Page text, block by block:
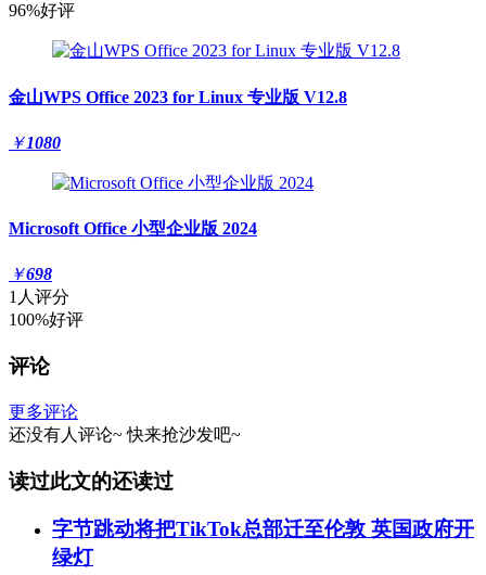
96%好评
金山WPS Office 2023 for Linux 专业版 V12.8
￥1080
Microsoft Office 小型企业版 2024
￥698
1人评分
100%好评
评论
更多评论
还没有人评论~ 快来抢沙发吧~
读过此文的还读过
字节跳动将把TikTok总部迁至伦敦 英国政府开
绿灯